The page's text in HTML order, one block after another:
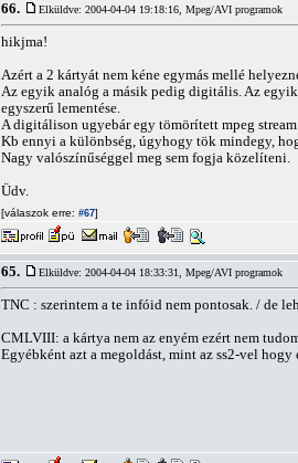
66. Elküldve: 2004-04-04 19:18:16, Mpeg/AVI programok
hikjma!
Azért a 2 kártyát nem kéne egymás mellé
Az egyik analóg a másik pedig digitális. Az
egyszerű lementése.
A digitálison ugyebár egy tömörített mpeg
Kb ennyi a különbség, úgyhogy tök mindegy,
Nagy valószínűséggel meg sem fogja közelíteni.
Üdv.
[válaszok erre: #67]
65. Elküldve: 2004-04-04 18:33:31, Mpeg/AVI programok
TNC : szerintem a te infóid nem pontosak. / de
CMLVIII: a kártya nem az enyém ezért nem
Egyébként azt a megoldást, mint az ss2-vel